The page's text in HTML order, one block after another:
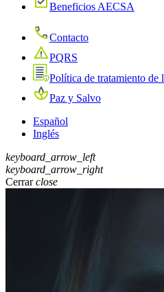
Beneficios AECSA
Contacto
PQRS
Política de tratamiento de
Paz y Salvo
Español
Inglés
keyboard_arrow_left
keyboard_arrow_right
Cerrar close